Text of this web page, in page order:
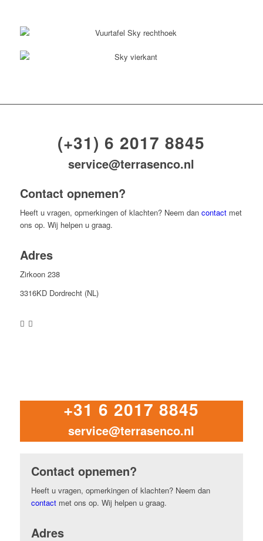
(+31) 6 2017 8845
service@terrasenco.nl
Contact opnemen?
Heeft u vragen, opmerkingen of klachten? Neem dan contactmet
ons op. Wij helpen u graag.
Adres
Zirkoon 238
3316KD Dordrecht (NL)
+31 6 2017 8845
service@terrasenco.nl
Contact opnemen?
Heeft u vragen, opmerkingen of klachten? Neem dan
contactmet ons op. Wij helpen u graag.
Adres